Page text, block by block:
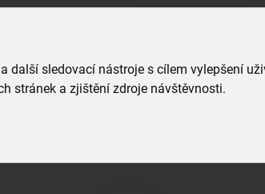
další sledovací nástroje s cílem vylepšení
stránek a zjištění zdroje návštěvnosti.